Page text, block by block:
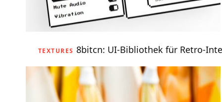
TEXTURES 8bitcn: UI-Bibliothek für Retro-